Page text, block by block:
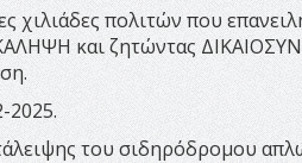
χιλιάδες πολιτών που
και ζητώντας
2025.
του σιδηρόδρομου